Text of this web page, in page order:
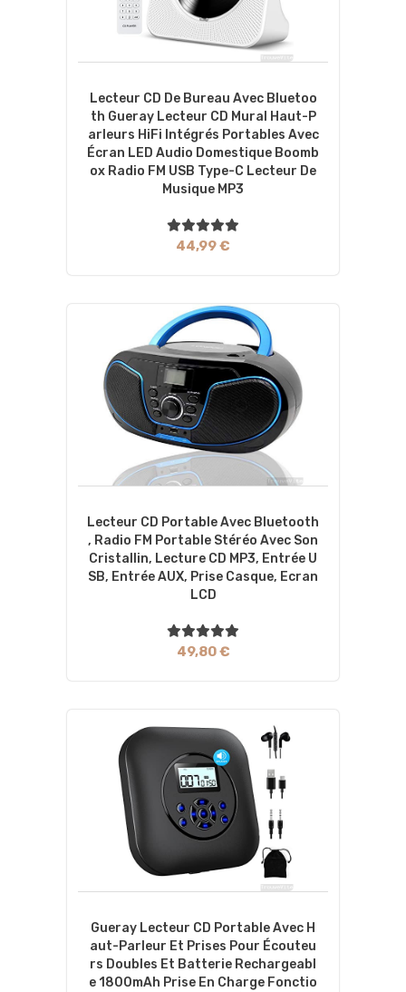
Lecteur CD De Bureau Avec Bluetoo
Th Gueray Lecteur CD Mural Haut-P
Arleurs HiFi Intégrés Portables Avec
Écran LED Audio Domestique Boomb
Ox Radio FM USB Type-C Lecteur De
Musique MP3
44,99 €
Lecteur CD Portable Avec Bluetooth
, Radio FM Portable Stéréo Avec Son
Cristallin, Lecture CD MP3, Entrée U
SB, Entrée AUX, Prise Casque, Ecran
LCD
49,80 €
Gueray Lecteur CD Portable Avec H
Aut-Parleur Et Prises Pour Écouteu
Rs Doubles Et Batterie Rechargeabl
E 1800mAh Prise En Charge Fonctio